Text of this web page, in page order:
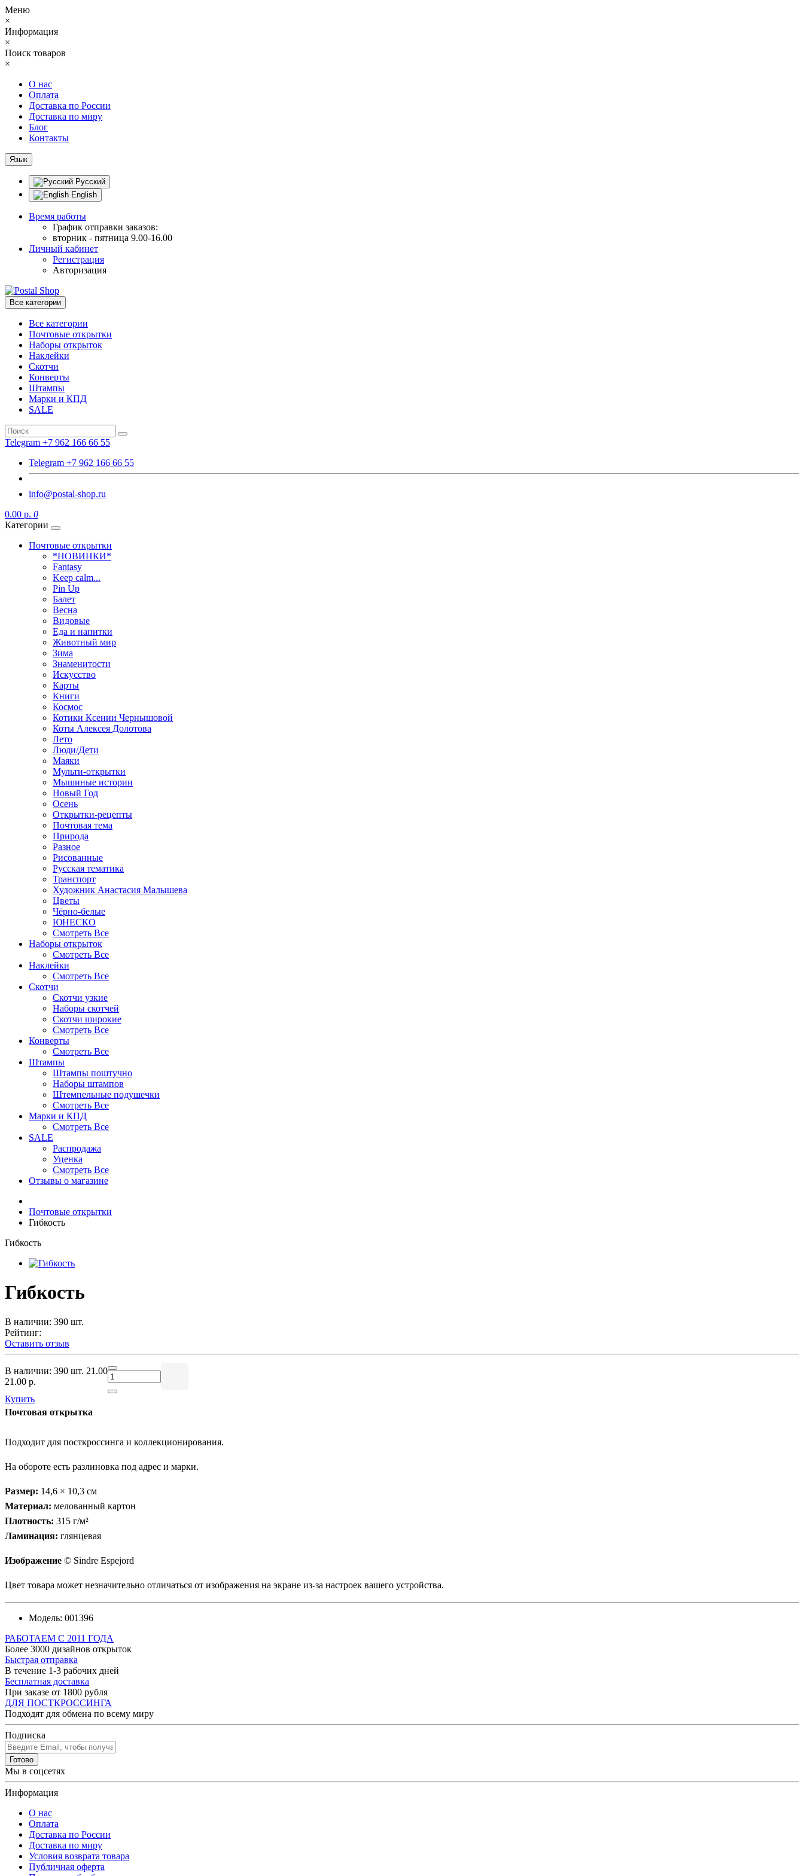
Меню
×
Информация
×
Поиск товаров
×
О нас
Оплата
Доставка по России
Доставка по миру
Блог
Контакты
Язык
Русский
English
Время работы
График отправки заказов:
вторник - пятница 9.00-16.00
Личный кабинет
Регистрация
Авторизация
Все категории
Все категории
Почтовые открытки
Наборы открыток
Наклейки
Скотчи
Конверты
Штампы
Марки и КПД
SALE
Telegram +7 962 166 66 55
Telegram +7 962 166 66 55
info@postal-shop.ru
0.00 р. 0
Категории
Почтовые открытки
*НОВИНКИ*
Fantasy
Keep calm...
Pin Up
Балет
Весна
Видовые
Еда и напитки
Животный мир
Зима
Знаменитости
Искусство
Карты
Книги
Космос
Котики Ксении Чернышовой
Коты Алексея Долотова
Лето
Люди/Дети
Маяки
Мульти-открытки
Мышиные истории
Новый Год
Осень
Открытки-рецепты
Почтовая тема
Природа
Разное
Рисованные
Русская тематика
Транспорт
Художник Анастасия Малышева
Цветы
Чёрно-белые
ЮНЕСКО
Смотреть Все
Наборы открыток
Смотреть Все
Наклейки
Смотреть Все
Скотчи
Скотчи узкие
Наборы скотчей
Скотчи широкие
Смотреть Все
Конверты
Смотреть Все
Штампы
Штампы поштучно
Наборы штампов
Штемпельные подушечки
Смотреть Все
Марки и КПД
Смотреть Все
SALE
Распродажа
Уценка
Смотреть Все
Отзывы о магазине
Почтовые открытки
Гибкость
Гибкость
Гибкость
В наличии: 390 шт.
Рейтинг:
Оставить отзыв
В наличии: 390 шт. 21.00
21.00 р.
Купить
Почтовая открытка
Подходит для посткроссинга и коллекционирования.
На обороте есть разлиновка под адрес и марки.
Размер: 14,6 × 10,3 см
Материал: мелованный картон
Плотность: 315 г/м²
Ламинация: глянцевая
Изображение © Sindre Espejord
Цвет товара может незначительно отличаться от изображения на экране из-за настроек вашего устройства.
Модель: 001396
РАБОТАЕМ С 2011 ГОДА
Более 3000 дизайнов открыток
Быстрая отправка
В течение 1-3 рабочих дней
Бесплатная доставка
При заказе от 1800 рубля
ДЛЯ ПОСТКРОССИНГА
Подходят для обмена по всему миру
Подписка
Готово
Мы в соцсетях
Информация
О нас
Оплата
Доставка по России
Доставка по миру
Условия возврата товара
Публичная оферта